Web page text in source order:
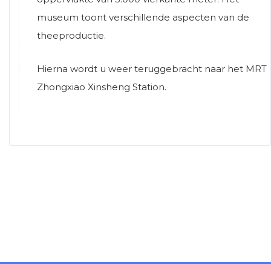
museum toont verschillende aspecten van de
theeproductie.
Hierna wordt u weer teruggebracht naar het MRT
Zhongxiao Xinsheng Station.